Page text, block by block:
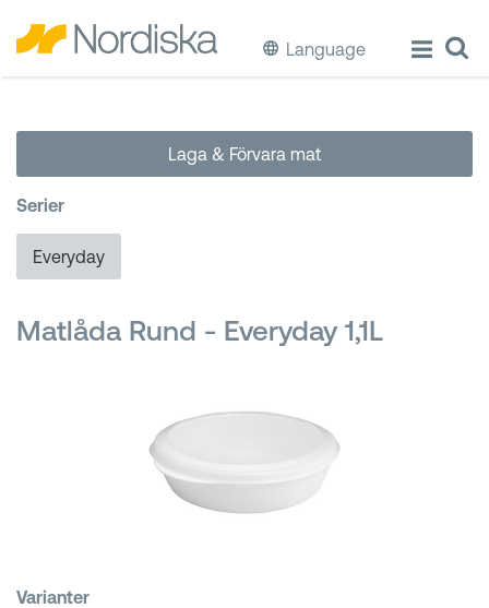
Language
Laga & Förvara mat
Diska & Städa
Förvaring
Hinkar & Tunnor
Laga & Förvara mat
Serier
Everyday
Matlåda Rund - Everyday 1,1L
Varianter